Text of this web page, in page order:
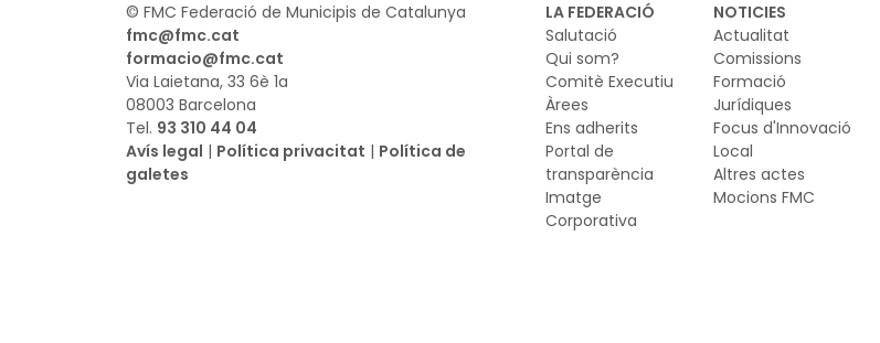
LA FEDERACIÓ
Salutació
Qui som?
Comitè Executiu
Àrees
Ens adherits
Portal de
transparència
Imatge
Corporativa
NOTICIES
Actualitat
Comissions
Formació
Jurídiques
Focus d'Innovació
Local
Altres actes
Mocions FMC
© FMC Federació de Municipis de Catalunya
fmc@fmc.cat
formacio@fmc.cat
Via Laietana, 33 6è 1a
08003 Barcelona
Tel. 93 310 44 04
Avís legal | Política privacitat | Política de
galetes